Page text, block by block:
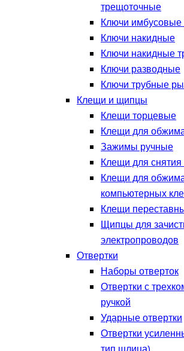
трещоточные
Ключи имбусовые
Ключи накидные
Ключи накидные
Ключи разводные
Ключи трубные
Клещи и щипцы
Клещи торцевые
Клещи для
Зажимы ручные
Клещи для
Клещи для
компьютерных
Клещи
Щипцы для
электропроводов
Отвертки
Наборы отверток
Отвертки с
ручкой
Ударные отвертки
Отвертки